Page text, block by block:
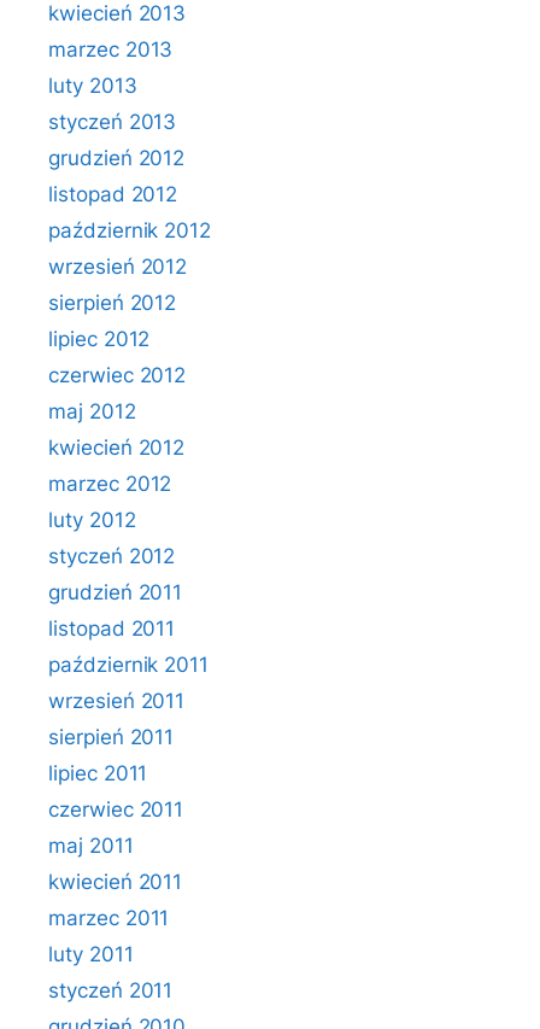
kwiecień 2013
marzec 2013
luty 2013
styczeń 2013
grudzień 2012
listopad 2012
październik 2012
wrzesień 2012
sierpień 2012
lipiec 2012
czerwiec 2012
maj 2012
kwiecień 2012
marzec 2012
luty 2012
styczeń 2012
grudzień 2011
listopad 2011
październik 2011
wrzesień 2011
sierpień 2011
lipiec 2011
czerwiec 2011
maj 2011
kwiecień 2011
marzec 2011
luty 2011
styczeń 2011